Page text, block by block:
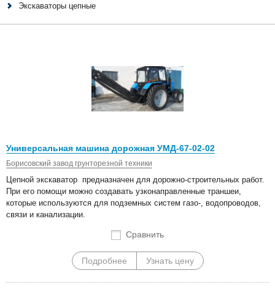
Экскаваторы цепные
Универсальная машина дорожная УМД-67-02-02
Борисовский завод грунторезной техники
Цепной экскаватор предназначен для дорожно-строительных работ.
При его помощи можно создавать узконаправленные траншеи,
которые используются для подземных систем газо-, водопроводов,
связи и канализации.
Сравнить
Подробнее Узнать цену